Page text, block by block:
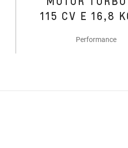
115 CV E 16,8
Performance